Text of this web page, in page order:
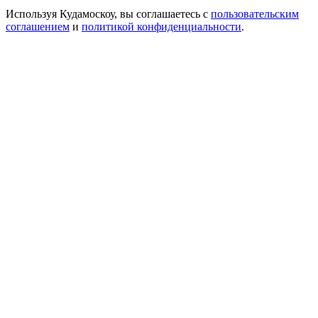
Используя Кудамоскоу, вы соглашаетесь с пользовательским
соглашением и политикой конфиденциальности.